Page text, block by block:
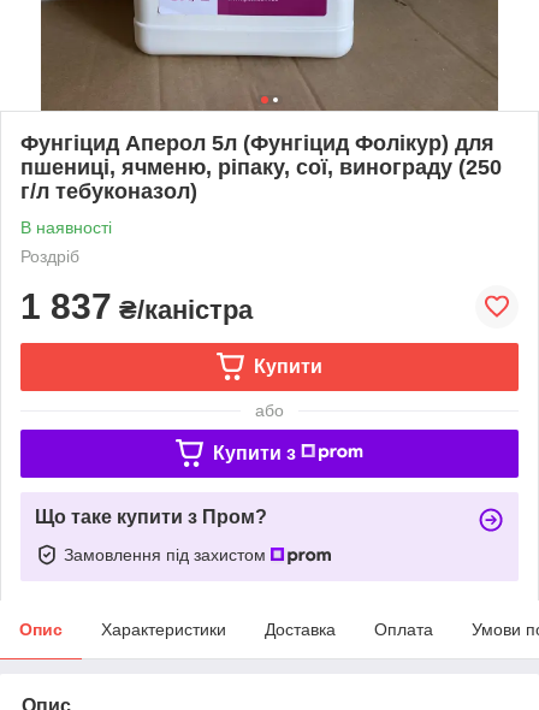
Фунгіцид Аперол 5л (Фунгіцид Фолікур) для
пшениці, ячменю, ріпаку, сої, винограду (250
г/л тебуконазол)
В наявності
Роздріб
1 837 ₴/каністра
Купити
або
Купити з
Що таке купити з Пром?
Замовлення під захистом
Опис Характеристики Доставка Оплата Умови
Опис